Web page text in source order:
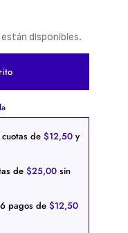
disponibles.
cuotas de $12,50 y
de $25,00 sin
6 pagos de $12,50